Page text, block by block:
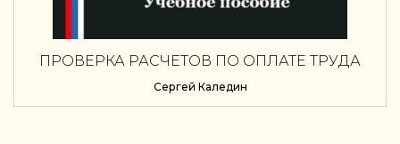
ПРОВЕРКА РАСЧЕТОВ ПО ОПЛАТЕ ТРУДА
Сергей Каледин